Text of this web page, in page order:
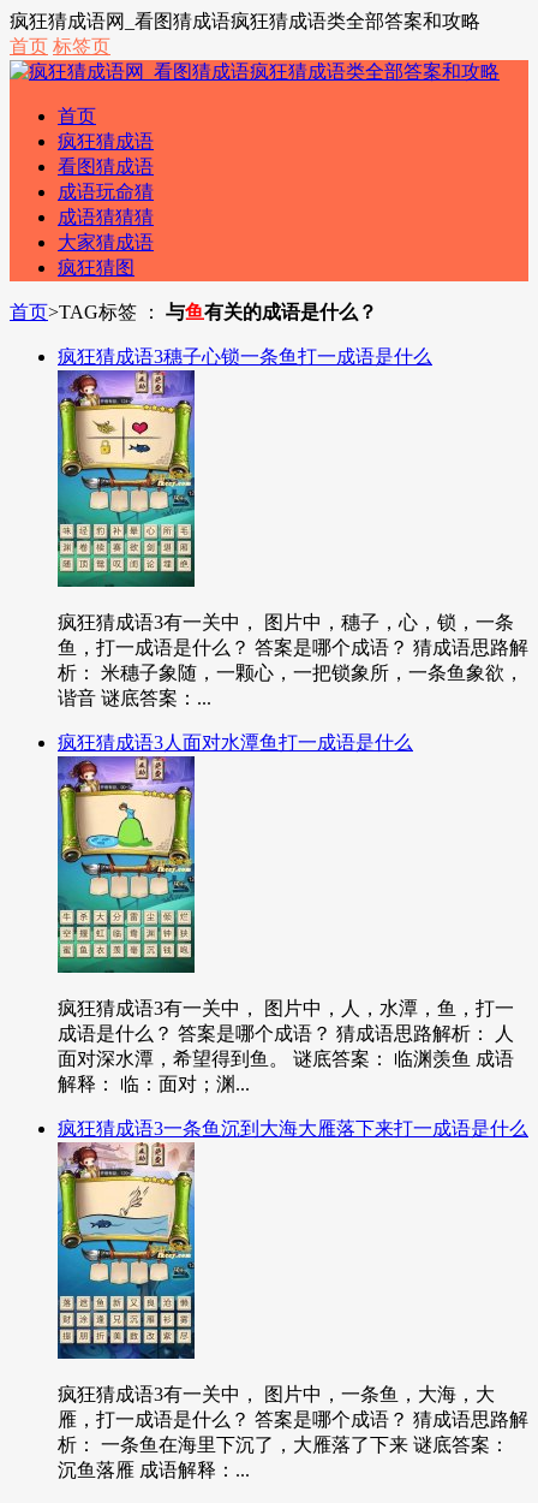
疯狂猜成语网_看图猜成语疯狂猜成语类全部答案和攻略
首页 标签页
首页
疯狂猜成语
看图猜成语
成语玩命猜
成语猜猜猜
大家猜成语
疯狂猜图
首页>TAG标签 ： 与鱼有关的成语是什么？
疯狂猜成语3穗子心锁一条鱼打一成语是什么
疯狂猜成语3有一关中， 图片中，穗子，心，锁，一条
鱼，打一成语是什么？ 答案是哪个成语？ 猜成语思路解
析： 米穗子象随，一颗心，一把锁象所，一条鱼象欲，
谐音 谜底答案：...
疯狂猜成语3人面对水潭鱼打一成语是什么
疯狂猜成语3有一关中， 图片中，人，水潭，鱼，打一
成语是什么？ 答案是哪个成语？ 猜成语思路解析： 人
面对深水潭，希望得到鱼。 谜底答案： 临渊羡鱼 成语
解释： 临：面对；渊...
疯狂猜成语3一条鱼沉到大海大雁落下来打一成语是什么
疯狂猜成语3有一关中， 图片中，一条鱼，大海，大
雁，打一成语是什么？ 答案是哪个成语？ 猜成语思路解
析： 一条鱼在海里下沉了，大雁落了下来 谜底答案：
沉鱼落雁 成语解释：...